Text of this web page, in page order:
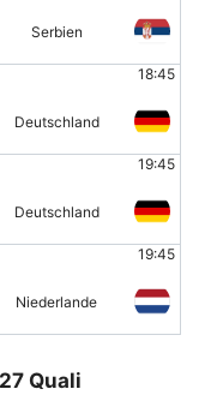
Serbien
18:45
Deutschland
19:45
Deutschland
19:45
Niederlande
Quali